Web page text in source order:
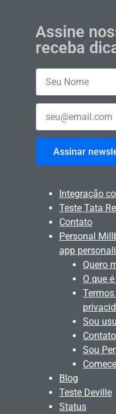
Assine
receba
Assinar
Integração
Teste Tata
Contato
Personal
app
Quero
O que
Sou
Contato
Sou
Blog
Teste Deville
Status